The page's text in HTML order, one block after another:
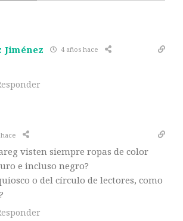
4 años hace
visten siempre ropas de color
e incluso negro?
o del círculo de lectores, como